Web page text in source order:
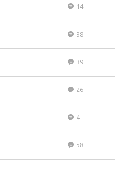
14
38
39
26
4
58